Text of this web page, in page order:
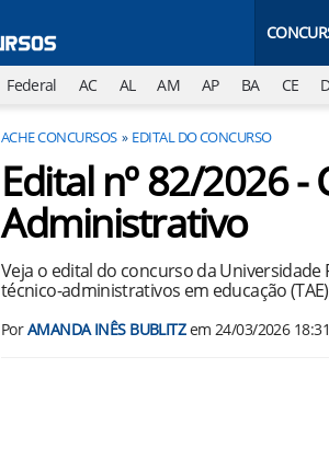
Federal AC AL AM AP BA CE
ACHE CONCURSOS EDITAL DO CONCURSO
Edital nº 82/2026 -
Administrativo
Veja o edital do concurso da Universidade
técnico-administrativos em educação
PorAMANDA INÊS BUBLITZem 24/03/2026 18:31